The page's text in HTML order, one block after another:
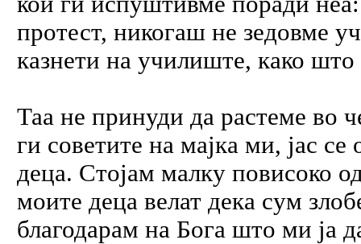
протест, никогаш не зедовме
казнети на училиште, како
Таа не принуди да растеме во
ги советите на мајка ми, јас
деца. Стојам малку повисоко
моите деца велат дека сум
благодарам на Бога што ми ја